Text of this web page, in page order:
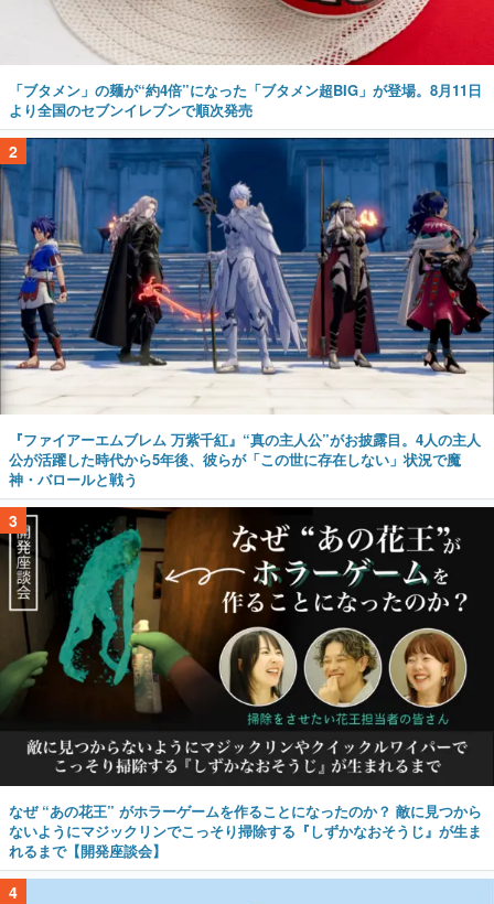
「ブタメン」の麺が“約4倍”になった「ブタメン超BIG」が登場。8月11日
より全国のセブンイレブンで順次発売
2
『ファイアーエムブレム 万紫千紅』“真の主人公”がお披露目。4人の主人
公が活躍した時代から5年後、彼らが「この世に存在しない」状況で魔
神・バロールと戦う
3
なぜ “あの花王” がホラーゲームを作ることになったのか？ 敵に見つから
ないようにマジックリンでこっそり掃除する『しずかなおそうじ』が生ま
れるまで【開発座談会】
4